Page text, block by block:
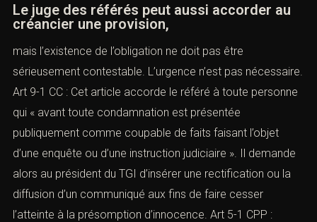
Le juge des référés peut aussi accorder au
créancier une provision,
mais l’existence de l’obligation ne doit pas être
sérieusement contestable. L’urgence n’est pas nécessaire.
Art 9-1 CC : Cet article accorde le référé à toute personne
qui « avant toute condamnation est présentée
publiquement comme coupable de faits faisant l’objet
d’une enquête ou d’une instruction judiciaire ». Il demande
alors au président du TGI d’insérer une rectification ou la
diffusion d’un communiqué aux fins de faire cesser
l’atteinte à la présomption d’innocence. Art 5-1 CPP :